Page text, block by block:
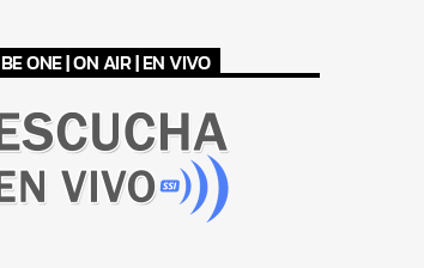
BE ONE | ON AIR | EN VIVO